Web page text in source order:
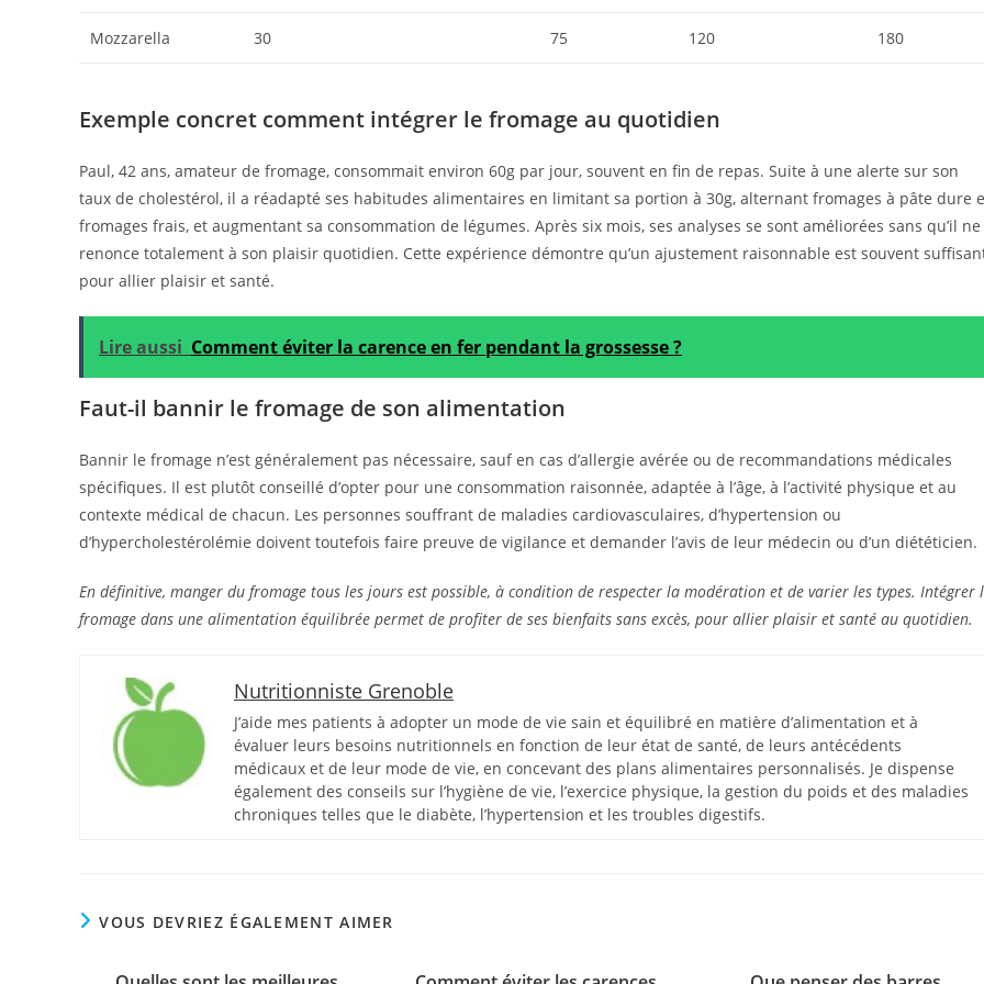
Mozzarella 30 75 120 180
Exemple concret comment intégrer le fromage au quotidien
Paul, 42 ans, amateur de fromage, consommait environ 60g par jour, souvent en fin de repas. Suite à une alerte sur son
taux de cholestérol, il a réadapté ses habitudes alimentaires en limitant sa portion à 30g, alternant fromages à pâte dure
fromages frais, et augmentant sa consommation de légumes. Après six mois, ses analyses se sont améliorées sans qu’il ne
renonce totalement à son plaisir quotidien. Cette expérience démontre qu’un ajustement raisonnable est souvent
pour allier plaisir et santé.
Lire aussi Comment éviter la carence en fer pendant la grossesse ?
Faut-il bannir le fromage de son alimentation
Bannir le fromage n’est généralement pas nécessaire, sauf en cas d’allergie avérée ou de recommandations médicales
spécifiques. Il est plutôt conseillé d’opter pour une consommation raisonnée, adaptée à l’âge, à l’activité physique et au
contexte médical de chacun. Les personnes souffrant de maladies cardiovasculaires, d’hypertension ou
d’hypercholestérolémie doivent toutefois faire preuve de vigilance et demander l’avis de leur médecin ou d’un diététicien.
En définitive, manger du fromage tous les jours est possible, à condition de respecter la modération et de varier les types. Intégrer
fromage dans une alimentation équilibrée permet de profiter de ses bienfaits sans excès, pour allier plaisir et santé au quotidien.
Nutritionniste Grenoble
J’aide mes patients à adopter un mode de vie sain et équilibré en matière d’alimentation et à
évaluer leurs besoins nutritionnels en fonction de leur état de santé, de leurs antécédents
médicaux et de leur mode de vie, en concevant des plans alimentaires personnalisés. Je dispense
également des conseils sur l’hygiène de vie, l’exercice physique, la gestion du poids et des maladies
chroniques telles que le diabète, l’hypertension et les troubles digestifs.
VOUS DEVRIEZ ÉGALEMENT AIMER